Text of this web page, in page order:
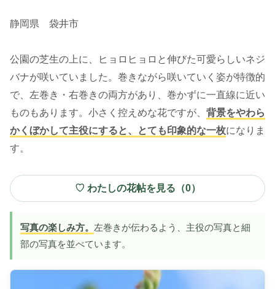
静岡県 袋井市
公園の芝生の上に、ヒョロヒョロと伸びた可愛らしいネジ
バナが咲いていました。巻きながら咲いていく姿が特徴的
で、左巻き・右巻きの両方があり、巻かずに一直線に近い
ものもあります。小さく控えめな花ですが、 背景をやわら
かくぼかして主役にすると、とても印象的な一枚になりま
す。
♡ わたしの花帖を見る（0）
写真の楽しみ方。 左巻きが伝わるよう、主役の写真と細
部の写真を並べています。